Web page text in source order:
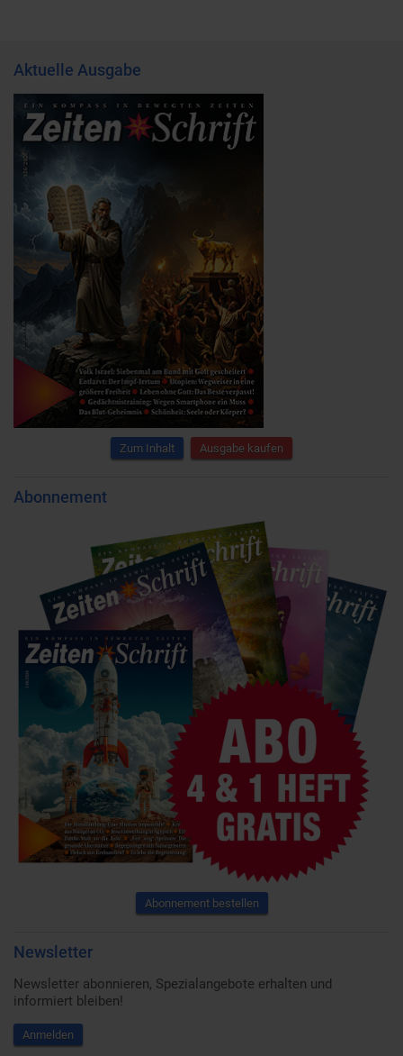
Aktuelle Ausgabe
Zum Inhalt Ausgabe kaufen
Abonnement
Abonnement bestellen
Newsletter
Newsletter abonnieren, Spezialangebote erhalten und
informiert bleiben!
Anmelden